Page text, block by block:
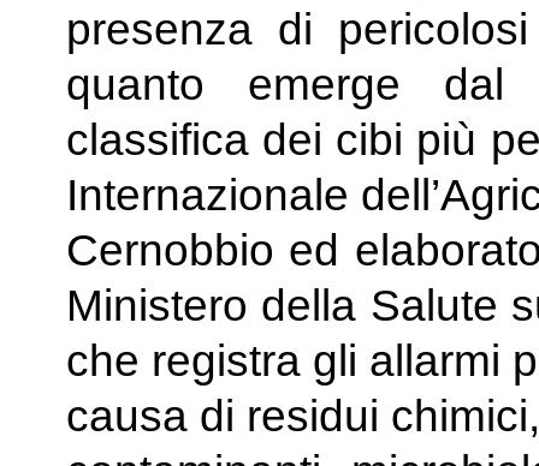
presenza di
quanto emerge dal
classifica dei cibi più
Internazionale
Cernobbio ed
Ministero della Salute
che registra gli allarmi
causa di residui